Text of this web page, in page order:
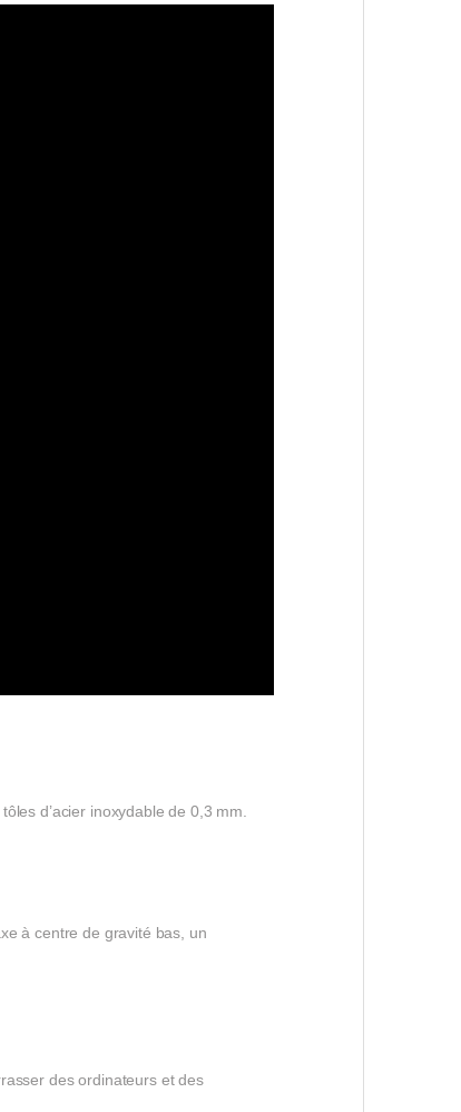
d’acier inoxydable de 0,3 mm.
à centre de gravité bas, un
des ordinateurs et des